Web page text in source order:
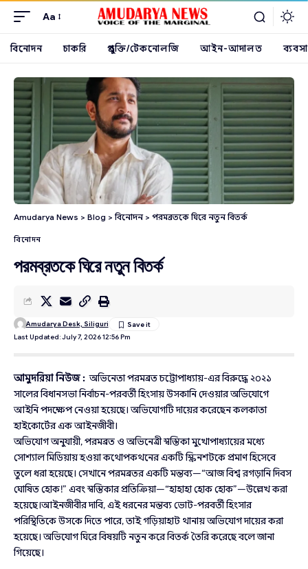
Aa
বিনোদন চাকরি প্রযুক্তি/টেকনোলজি আইন-আদালত ব্যবসা
Amudarya News > Blog >বিনোদন> পরমব্রতকে ঘিরে নতুন বিতর্ক
বিনোদন
পরমব্রতকে ঘিরে নতুন বিতর্ক
Last Updated: July 7, 2026 12:56 Pm
Amudarya Desk, Siliguri
আমুদরিয়া নিউজ :অভিনেতা পরমব্রত চট্টোপাধ্যায়-এর বিরুদ্ধে ২০২১
সালের বিধানসভা নির্বাচন-পরবর্তী হিংসায় উসকানি দেওয়ার অভিযোগে
আইনি পদক্ষেপ নেওয়া হয়েছে। অভিযোগটি দায়ের করেছেন কলকাতা
হাইকোর্টের এক আইনজীবী।
অভিযোগ অনুযায়ী, পরমব্রত ও অভিনেত্রী স্বস্তিকা মুখোপাধ্যায়ের মধ্যে
সোশ্যাল মিডিয়ায় হওয়া কথোপকথনের একটি স্ক্রিনশটকে প্রমাণ হিসেবে
তুলে ধরা হয়েছে। সেখানে পরমব্রতর একটি মন্তব্য—“আজ বিশ্ব রগড়ানি দিবস
ঘোষিত হোক!” এবং স্বস্তিকার প্রতিক্রিয়া—“হাহাহা হোক হোক”—উল্লেখ করা
হয়েছে।আইনজীবীর দাবি, এই ধরনের মন্তব্য ভোট-পরবর্তী হিংসার
পরিস্থিতিকে উসকে দিতে পারে, তাই গড়িয়াহাট থানায় অভিযোগ দায়ের করা
হয়েছে। অভিযোগ ঘিরে বিষয়টি নতুন করে বিতর্ক তৈরি করেছে বলে জানা
গিয়েছে।